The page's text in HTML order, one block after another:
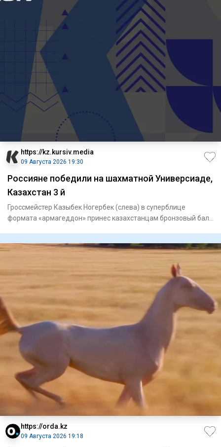
https://kz.kursiv.media
09 Августа 2026 19:30
Россияне победили на шахматной Универсиаде,
Казахстан 3 й
Гроссмейстер Казыбек Ногербек (слева) в суперблице
формата «армагеддон» принес казахстанцам бронзовый балл
https://orda.kz
09 Августа 2026 19:18